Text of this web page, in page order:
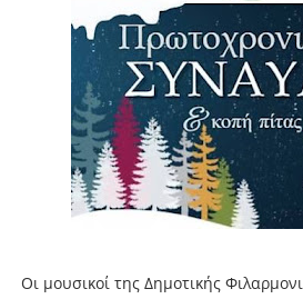
Οι μουσικοί της Δημοτικής